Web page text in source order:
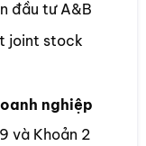
đầu tư A&B
joint stock
nghiệp
và Khoản 2